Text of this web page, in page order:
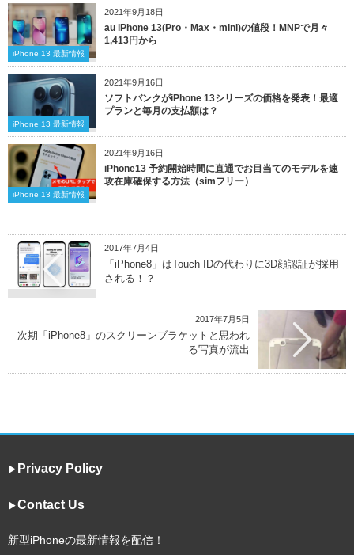
2021年9月18日
iPhone 13 最新情報
au iPhone 13(Pro・Max・mini)の値段！MNPで月々
1,413円から
2021年9月16日
iPhone 13 最新情報
ソフトバンクがiPhone 13シリーズの価格を発表！最適
プランと毎月の支払額は？
2021年9月16日
iPhone 13 最新情報
iPhone13 予約開始時間に直通でお目当てのモデルを速
攻在庫確保する方法（simフリー）
2017年7月4日
「iPhone8」はTouch IDの代わりに3D顔認証が採用
される！？
2017年7月5日
次期「iPhone8」のスクリーンブラケットと思われ
る写真が流出
▶︎ Privacy Policy
▶︎Contact Us
新型iPhoneの最新情報を配信！